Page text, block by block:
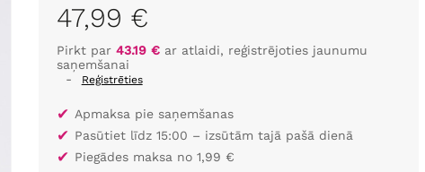
47,99 €
Pirkt par 43.19 €ar atlaidi, reģistrējoties jaunumu
saņemšanai
-
Reģistrēties
✔ Apmaksa pie saņemšanas
✔ Pasūtiet līdz 15:00 – izsūtām tajā pašā dienā
✔ Piegādes maksa no 1,99 €